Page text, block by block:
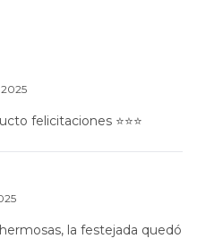
felicitaciones ⭐️⭐️⭐️
la festejada quedó